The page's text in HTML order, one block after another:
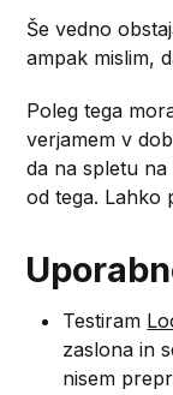
Še vedno
ampak mislim,
Poleg tega
verjamem v
da na spletu
od tega. Lahko
Testiram
zaslona in
nisem